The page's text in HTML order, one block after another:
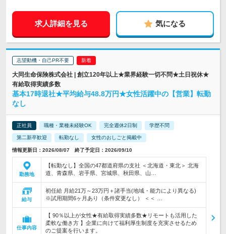
求人詳細を見る 気になる
志望動機・自己PR不要
大同生命保険株式会社 | 創立120年以上★業界経験一切不問★土日祝休★
有給取得実績多数
基本17時退社★平均給与48.8万円★女性活躍中の【営業】転勤
なし
正社員 職種・業種未経験OK 完全週休2日制 学歴不問
第二新卒歓迎 転勤なし 女性のおしごと掲載中
情報更新日：2026/08/07 終了予定日：2026/09/10
勤務地
【転勤なし】全国の47都道府県の支社 ＜北海道・東北＞ 北海
道、青森県、岩手県、宮城県、秋田県、山…
給与
初任給 月給21万～23万円＋諸手当(地域・能力により異なる)
※試用期間6ヶ月あり（条件変更なし） ＜＜ …
仕事内容
【 90％以上が女性★有給取得実績多数★リモートも活用した
柔軟な働き方 】企業に向けて福利厚生制度を充実させるため
のご提案を行います。